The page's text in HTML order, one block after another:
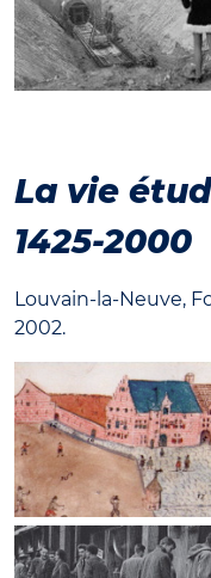
La vie
1425-2000
Louvain-la-Neuve,
2002.